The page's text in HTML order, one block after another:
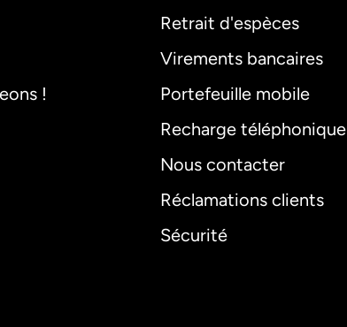
!
Retrait d'espèces
Virements bancaires
Portefeuille mobile
Recharge téléphonique
Nous contacter
Réclamations clients
Sécurité